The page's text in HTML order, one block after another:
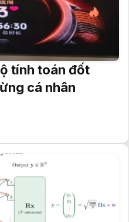
tính toán đốt
cá nhân